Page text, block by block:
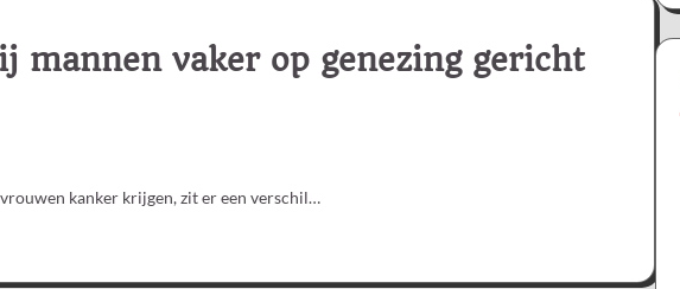
mannen vaker op genezing gericht
kanker krijgen, zit er een verschil…